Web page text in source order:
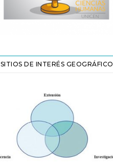
SITIOS DE INTERÉS GEOGRÁFICO